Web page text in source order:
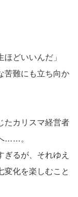
ほどいいんだ」
苦難にも立ち向か
たカリスマ経営者
……。
ぎるが、それゆえ
変化を楽しむこと